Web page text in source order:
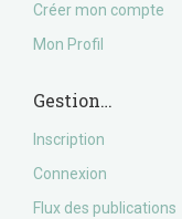
Créer mon compte
Mon Profil
Gestion…
Inscription
Connexion
Flux des publications